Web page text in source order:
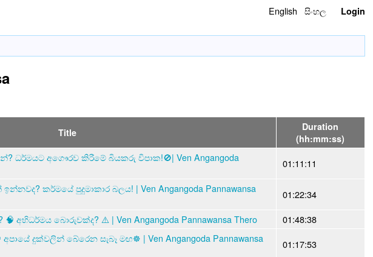
English සිංහල Login
Title
Duration
(hh:mm:ss)
අගෞරව කිරීමේ බියකරු විපාක!🚫| Ven Angangoda
01:11:11
කර්මයේ පුදුමාකාර බලය! | Ven Angangoda Pannawansa
01:22:34
බොරුවක්ද? ⚠️ | Ven Angangoda Pannawansa Thero
01:48:38
දුක්වලින් බේරෙන සැබෑ මඟ☸️ | Ven Angangoda Pannawansa
01:17:53